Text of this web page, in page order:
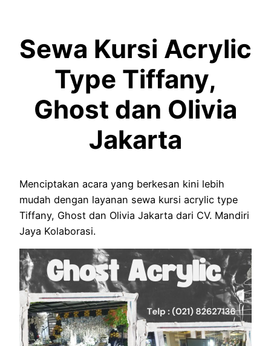
Sewa Kursi Acrylic
Type Tiffany,
Ghost dan Olivia
Jakarta
Menciptakan acara yang berkesan kini lebih
mudah dengan layanan sewa kursi acrylic type
Tiffany, Ghost dan Olivia Jakarta dari CV. Mandiri
Jaya Kolaborasi.